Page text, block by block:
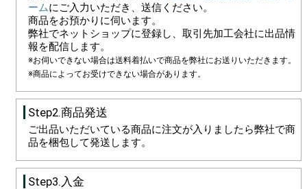
ームにご入力いただき、送信ください。
商品をお預かりに伺います。
弊社でネットショップに登録し、取引先加工会社に出品情
報を配信します。
※お伺いできない場合は送料着払いで商品を弊社にお送りいただきます。
※商品によってお受けできない場合があります。
Step2.商品発送
ご出品いただいている商品に注文が入りましたら弊社で商
品を梱包して発送します。
Step3.入金